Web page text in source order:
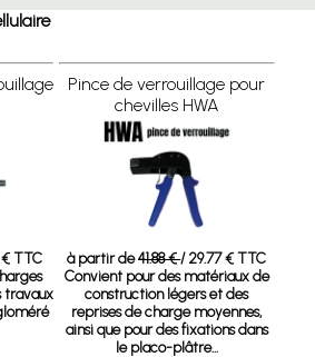
€ TTC
travaux
Pince de verrouillage pour
chevilles HWA
à partir de41.88 €/ 29.77 € TTC
Convient pour des matériaux de
construction légers et des
reprises de charge moyennes,
ainsi que pour des fixations dans
le placo-plâtre...